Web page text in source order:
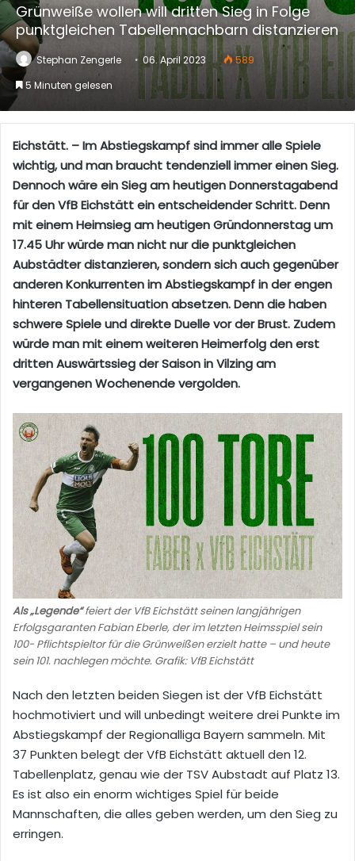
Grünweiße wollen will dritten Sieg in Folge
punktgleichen Tabellennachbarn distanzieren
Stephan Zengerle 06. April 2023
589
5 Minuten gelesen
Eichstätt. – Im Abstiegskampf sind immer alle Spiele
wichtig, und man braucht tendenziell immer einen Sieg.
Dennoch wäre ein Sieg am heutigen Donnerstagabend
für den VfB Eichstätt ein entscheidender Schritt. Denn
mit einem Heimsieg am heutigen Gründonnerstag um
17.45 Uhr würde man nicht nur die punktgleichen
Aubstädter distanzieren, sondern sich auch gegenüber
anderen Konkurrenten im Abstiegskampf in der engen
hinteren Tabellensituation absetzen. Denn die haben
schwere Spiele und direkte Duelle vor der Brust. Zudem
würde man mit einem weiteren Heimerfolg den erst
dritten Auswärtssieg der Saison in Vilzing am
vergangenen Wochenende vergolden.
Als „Legende“feiert der VfB Eichstätt seinen langjährigen
Erfolgsgaranten Fabian Eberle, der im letzten Heimsspiel sein
100- Pflichtspieltor für die Grünweißen erzielt hatte – und heute
sein 101. nachlegen möchte. Grafik: VfB Eichstätt
Nach den letzten beiden Siegen ist der VfB Eichstätt
hochmotiviert und will unbedingt weitere drei Punkte im
Abstiegskampf der Regionalliga Bayern sammeln. Mit
37 Punkten belegt der VfB Eichstätt aktuell den 12.
Tabellenplatz, genau wie der TSV Aubstadt auf Platz 13.
Es ist also ein enorm wichtiges Spiel für beide
Mannschaften, die alles geben werden, um den Sieg zu
erringen.